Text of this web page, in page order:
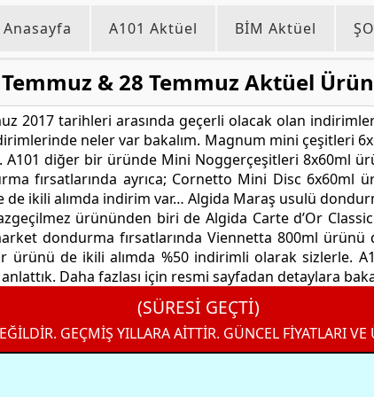
Anasayfa A101 Aktüel BİM Aktüel
& 28 Temmuz Aktüel
2017 tarihleri arasında geçerli olacak olan
neler var bakalım. Magnum mini çeşitleri
diğer bir üründe Mini Noggerçeşitleri 8x60ml
fırsatlarında ayrıca; Cornetto Mini Disc 6x60ml
ikili alımda indirim var… Algida Maraş usulü
ürününden biri de Algida Carte d’Or
dondurma fırsatlarında Viennetta 800ml
ürünü de ikili alımda %50 indirimli olarak sizlerle.
Daha fazlası için resmi sayfadan detaylara
(SÜRESİ GEÇTİ)
GEÇMİŞ YILLARA AİTTİR. GÜNCEL FİYATLARI